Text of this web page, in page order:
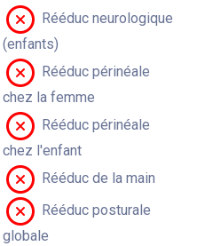
Rééduc neurologique
(enfants)
Rééduc périnéale
chez la femme
Rééduc périnéale
chez l'enfant
Rééduc de la main
Rééduc posturale
globale